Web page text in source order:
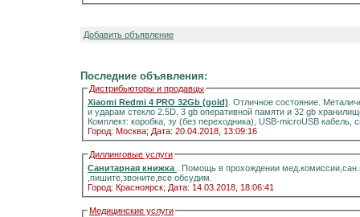
Добавить объявление
Последние объявления:
Дистрибьюторы и продавцы
Xiaomi Redmi 4 PRO 32Gb (gold) . Отличное состояние.
и ударам стекло 2.5D, 3 gb оперативной памяти и 32 gb
Комплект: коробка, зу (без переходника), USB-microUSB
Город: Москва; Дата: 20.04.2018, 13:09:16
Диллинговые услуги
Санитарная книжка
. Помощь в прохождении
,пишите,звоните,все обсудим.
Город: Красноярск; Дата: 14.03.2018, 18:06:41
Медицинские услуги